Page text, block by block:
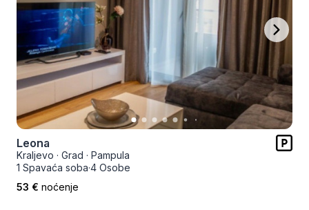
Leona
Kraljevo · Grad · Pampula
1 Spavaća soba·4 Osobe
53 € noćenje